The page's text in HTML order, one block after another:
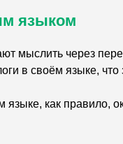
языком
мыслить через
в своём языке,
как правило,